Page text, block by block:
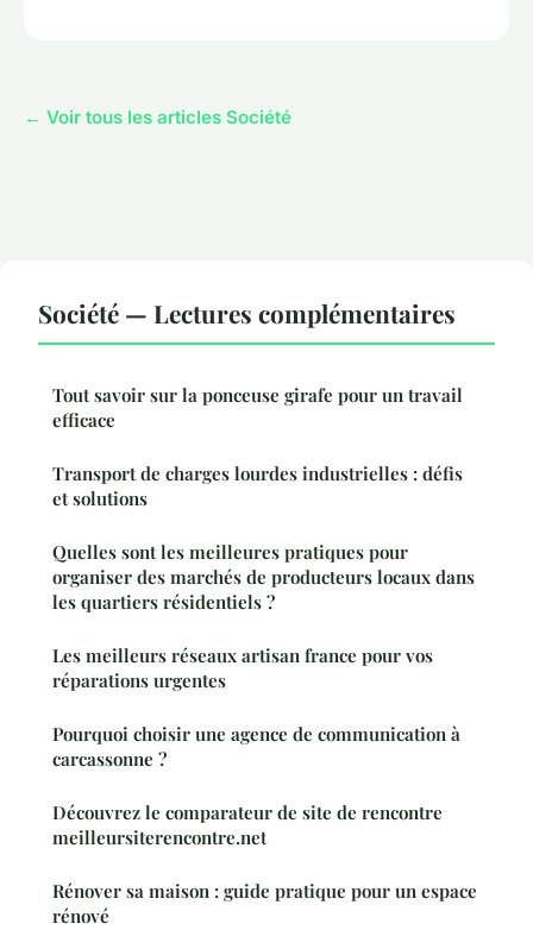
← Voir tous les articles Société
Société — Lectures complémentaires
Tout savoir sur la ponceuse girafe pour un travail
efficace
Transport de charges lourdes industrielles : défis
et solutions
Quelles sont les meilleures pratiques pour
organiser des marchés de producteurs locaux dans
les quartiers résidentiels ?
Les meilleurs réseaux artisan france pour vos
réparations urgentes
Pourquoi choisir une agence de communication à
carcassonne ?
Découvrez le comparateur de site de rencontre
meilleursiterencontre.net
Rénover sa maison : guide pratique pour un espace
rénové